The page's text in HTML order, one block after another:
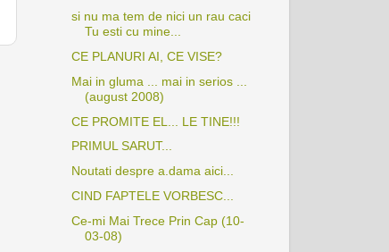
si nu ma tem de nici un rau caci
Tu esti cu mine...
CE PLANURI AI, CE VISE?
Mai in gluma ... mai in serios ...
(august 2008)
CE PROMITE EL... LE TINE!!!
PRIMUL SARUT...
Noutati despre a.dama aici...
CIND FAPTELE VORBESC...
Ce-mi Mai Trece Prin Cap (10-
03-08)